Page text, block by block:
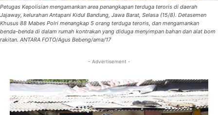
Petugas Kepolisian mengamankan area penangkapan terduga teroris di daerah
Jajaway, kelurahan Antapani Kidul Bandung, Jawa Barat, Selasa (15/8). Detasemen
Khusus 88 Mabes Polri menangkap 5 orang terduga teroris, dan mengamankan
benda-benda di dalam rumah kontrakan yang diduga menyimpan bahan dan alat bom
rakitan. ANTARA FOTO/Agus Bebeng/ama/17
- Advertisement -